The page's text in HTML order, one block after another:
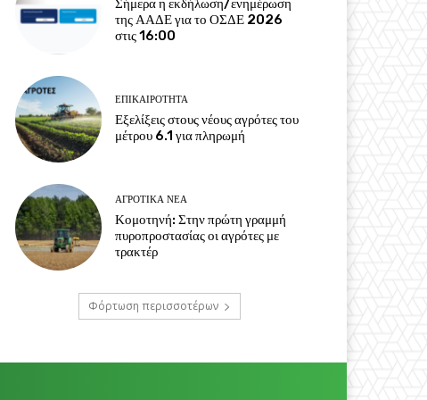
Σήμερα η εκδήλωση/ενημέρωση
της ΑΑΔΕ για το ΟΣΔΕ 2026
στις 16:00
ΕΠΙΚΑΙΡΌΤΗΤΑ
Εξελίξεις στους νέους αγρότες του
μέτρου 6.1 για πληρωμή
ΑΓΡΟΤΙΚΆ ΝΈΑ
Κομοτηνή: Στην πρώτη γραμμή
πυροπροστασίας οι αγρότες με
τρακτέρ
Φόρτωση περισσοτέρων